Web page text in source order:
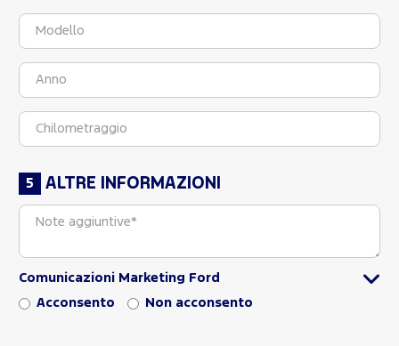
ALTRE INFORMAZIONI
Comunicazioni Marketing Ford
Acconsento Non acconsento